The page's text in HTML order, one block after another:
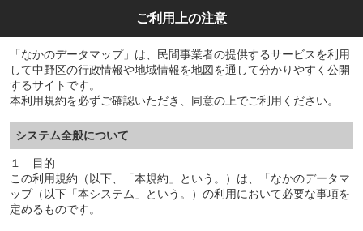
ご利用上の注意
「なかのデータマップ」は、民間事業者の提供するサービスを利用
して中野区の行政情報や地域情報を地図を通して分かりやすく公開
するサイトです。
本利用規約を必ずご確認いただき、同意の上でご利用ください。
システム全般について
１ 目的
この利用規約（以下、「本規約」という。）は、「なかのデータマ
ップ（以下「本システム」という。）の利用において必要な事項を
定めるものです。